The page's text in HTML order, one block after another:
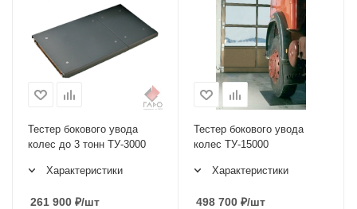
Тестер бокового увода
колес до 3 тонн ТУ-3000
Характеристики
261 900 ₽/шт
Тестер бокового увода
колес ТУ-15000
Характеристики
498 700 ₽/шт